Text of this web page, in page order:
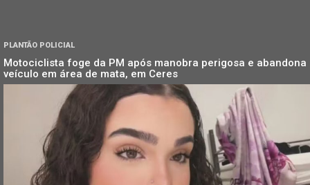
PLANTÃO POLICIAL
Motociclista foge da PM após manobra perigosa e abandona
veículo em área de mata, em Ceres